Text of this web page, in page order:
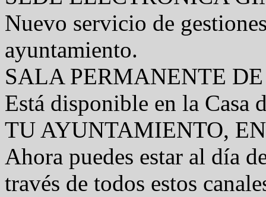
Nuevo servicio de
ayuntamiento.
SALA PERMANENTE
Está disponible en la Casa
TU AYUNTAMIENTO,
Ahora puedes estar al día
través de todos estos